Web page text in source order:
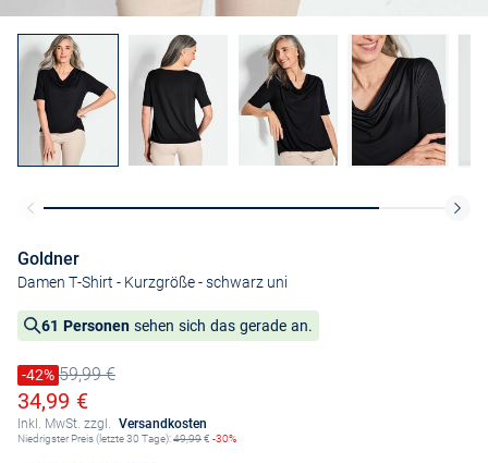
Goldner
Damen T-Shirt - Kurzgröße- schwarz uni
61 Personen sehen sich das gerade an.
Preis reduziert um
-42%
Alter Preis59,99 €
Ermäßigter Preis
34,99 €
Inkl. MwSt. zzgl. Versandkosten
Niedrigster Preis (letzte 30 Tage):49,99€ -30%